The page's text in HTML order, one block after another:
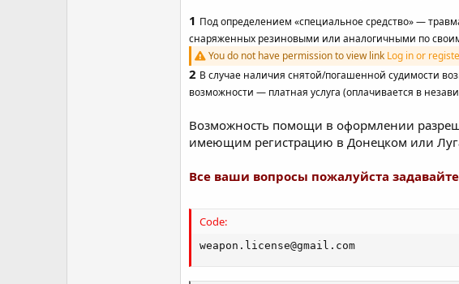
1 Под определением «специальное средство» —
снаряженных резиновыми или аналогичными по
You do not have permission to view link Log in or
2 В случае наличия снятой/погашенной судимости
возможности — платная услуга (оплачивается в
Возможность помощи в оформлении
имеющим регистрацию в Донецком или
Все ваши вопросы пожалуйста
Code:
weapon.license@gmail.com